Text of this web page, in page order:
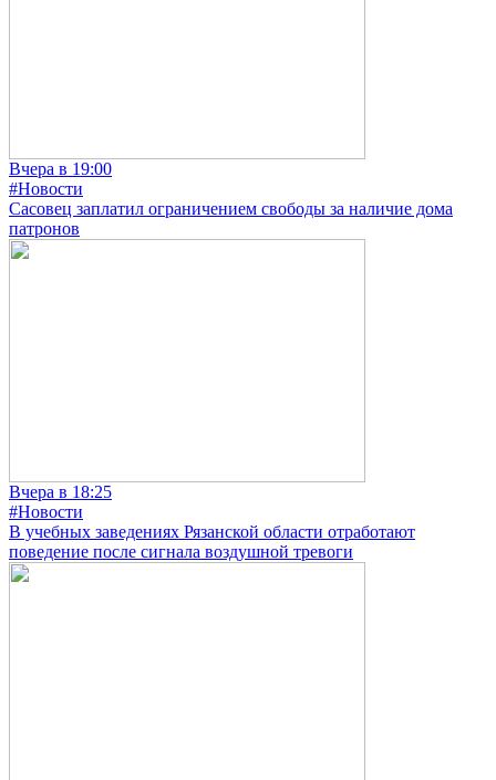
Вчера в 19:00
#Новости
Сасовец заплатил ограничением свободы за наличие дома
патронов
Вчера в 18:25
#Новости
В учебных заведениях Рязанской области отработают
поведение после сигнала воздушной тревоги